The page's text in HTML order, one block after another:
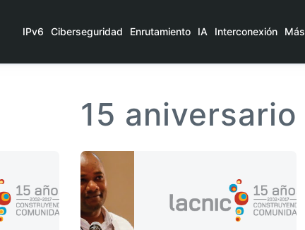
IPv6 Ciberseguridad Enrutamiento IA Interconexión Más
15 aniversario